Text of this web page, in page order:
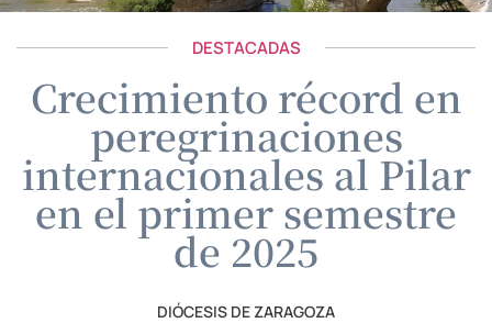
DESTACADAS
Crecimiento récord en
peregrinaciones
internacionales al Pilar
en el primer semestre
de 2025
DIÓCESIS DE ZARAGOZA